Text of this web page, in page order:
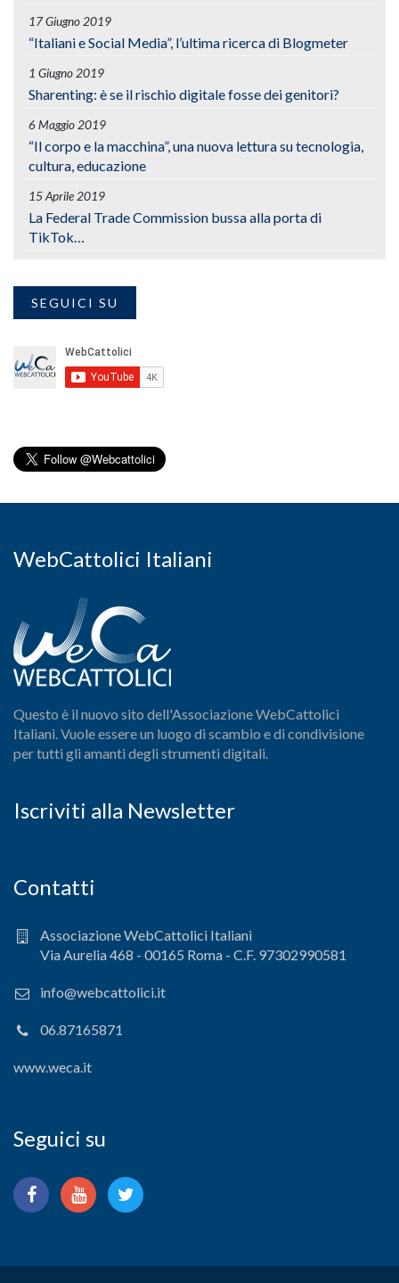
17 Giugno 2019
“Italiani e Social Media”, l’ultima ricerca di Blogmeter
1 Giugno 2019
Sharenting: è se il rischio digitale fosse dei genitori?
6 Maggio 2019
“Il corpo e la macchina”, una nuova lettura su tecnologia,
cultura, educazione
15 Aprile 2019
La Federal Trade Commission bussa alla porta di
TikTok…
SEGUICI SU
WebCattolici Italiani
Questo è il nuovo sito dell'Associazione WebCattolici
Italiani. Vuole essere un luogo di scambio e di condivisione
per tutti gli amanti degli strumenti digitali.
Iscriviti alla Newsletter
Contatti
Associazione WebCattolici Italiani
Via Aurelia 468 - 00165 Roma - C.F. 97302990581
info@webcattolici.it
06.87165871
www.weca.it
Seguici su